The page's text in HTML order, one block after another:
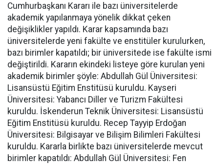
Cumhurbaşkanı Kararı ile bazı üniversitelerde
akademik yapılanmaya yönelik dikkat çeken
değişiklikler yapıldı. Karar kapsamında bazı
üniversitelerde yeni fakülte ve enstitüler kurulurken,
bazı birimler kapatıldı; bir üniversitede ise fakülte ismi
değiştirildi. Kararın ekindeki listeye göre kurulan yeni
akademik birimler şöyle: Abdullah Gül Üniversitesi:
Lisansüstü Eğitim Enstitüsü kuruldu. Kayseri
Üniversitesi: Yabancı Diller ve Turizm Fakültesi
kuruldu. İskenderun Teknik Üniversitesi: Lisansüstü
Eğitim Enstitüsü kuruldu. Recep Tayyip Erdoğan
Üniversitesi: Bilgisayar ve Bilişim Bilimleri Fakültesi
kuruldu. Kararla birlikte bazı üniversitelerde mevcut
birimler kapatıldı: Abdullah Gül Üniversitesi: Fen